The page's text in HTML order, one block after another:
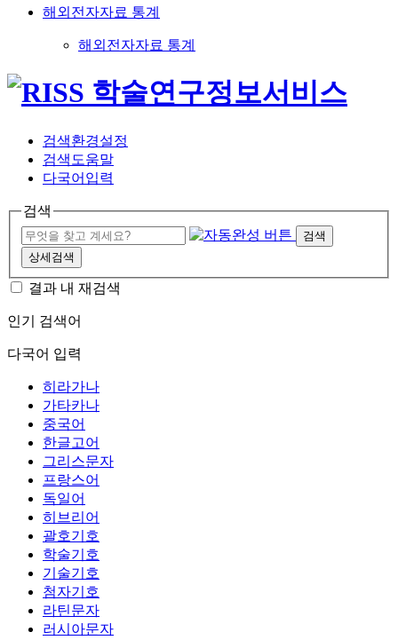
해외전자자료 통계
해외전자자료 통계
검색환경설정
검색도움말
다국어입력
검색
검색
상세검색
결과 내 재검색
인기 검색어
다국어 입력
히라가나
가타카나
중국어
한글고어
그리스문자
프랑스어
독일어
히브리어
괄호기호
학술기호
기술기호
첨자기호
라틴문자
러시아문자